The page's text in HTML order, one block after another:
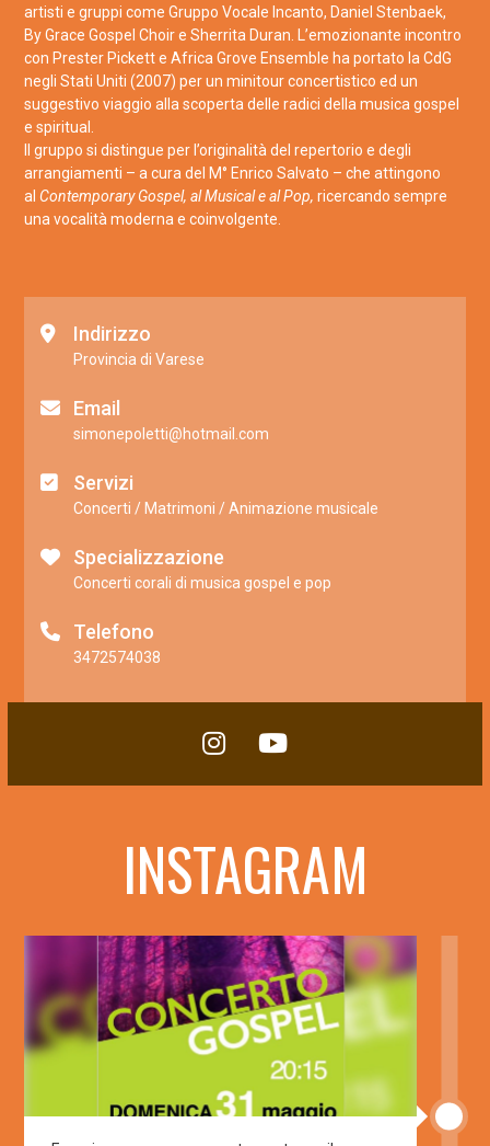
Indirizzo
Provincia di Varese
Email
simonepoletti@hotmail.com
Servizi
Concerti / Matrimoni / Animazione musicale
Specializzazione
Concerti corali di musica gospel e pop
Telefono
3472574038
artisti e gruppi come Gruppo Vocale Incanto, Daniel Stenbaek,
By Grace Gospel Choir e Sherrita Duran. L’emozionante incontro
con Prester Pickett e Africa Grove Ensemble ha portato la CdG
negli Stati Uniti (2007) per un minitour concertistico ed un
suggestivo viaggio alla scoperta delle radici della musica gospel
e spiritual.
Il gruppo si distingue per l’originalità del repertorio e degli
arrangiamenti – a cura del M° Enrico Salvato – che attingono
alContemporary Gospel, al Musical e al Pop, ricercando sempre
una vocalità moderna e coinvolgente.
INSTAGRAM